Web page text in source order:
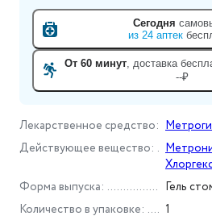
Лекарственное средство :
Действующее вещество :
Форма выпуска :
Гель
Количество в упаковке :
1
Сегодня
из 24 аптек
От 60 минут , доставка
--₽